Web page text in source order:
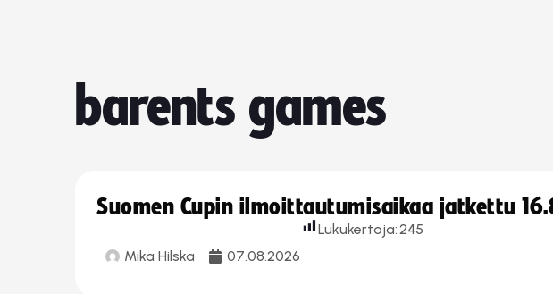
barents games
Suomen Cupin ilmoittautumisaikaa jatkettu
Mika Hilska 07.08.2026
Lukukertoja:245